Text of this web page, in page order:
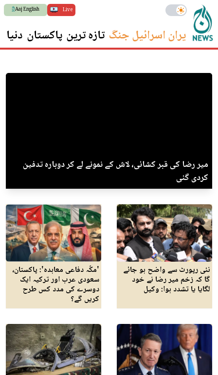
Live
Aaj English
ایران اسرائیل جنگ تازہ ترین پاکستان دنیا
میر رضا کی قبر کشائی، لاش کے نمونے لے کر دوبارہ تدفین
کردی گئی
نئی رپورٹ سے واضح ہو جائے
گا کہ زخم میر رضا نے خود
لگایا یا تشدد ہوا: وکیل
'مکّہ دفاعی معاہدہ': پاکستان،
سعودی عرب اور ترکیہ ایک
دوسرے کی مدد کس طرح
کریں گے؟